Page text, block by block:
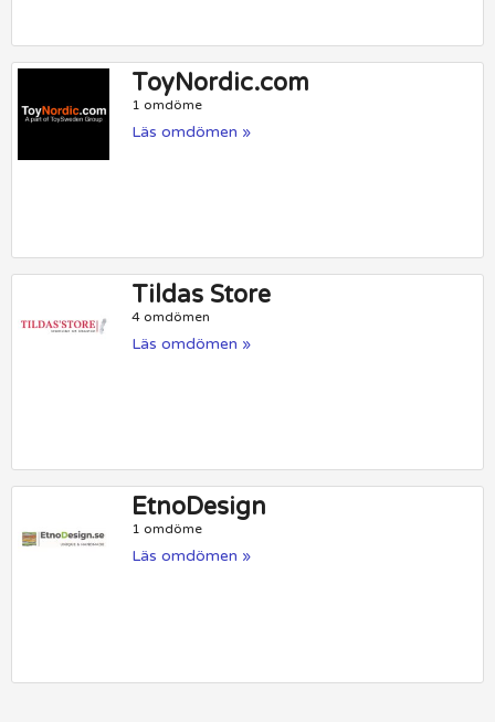
ToyNordic.com
1 omdöme
Läs omdömen »
Tildas Store
4 omdömen
Läs omdömen »
EtnoDesign
1 omdöme
Läs omdömen »